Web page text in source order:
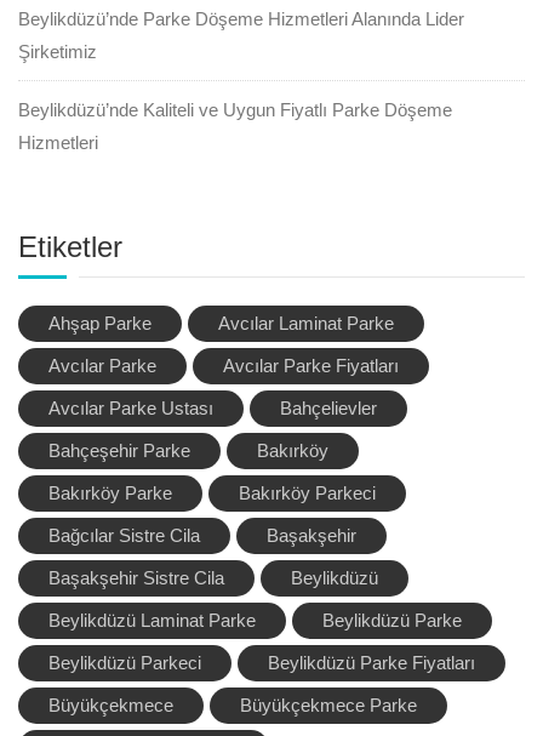
Beylikdüzü’nde Parke Döşeme Hizmetleri Alanında Lider
Şirketimiz
Beylikdüzü’nde Kaliteli ve Uygun Fiyatlı Parke Döşeme
Hizmetleri
Etiketler
Ahşap Parke Avcılar Laminat Parke
Avcılar Parke Avcılar Parke Fiyatları
Avcılar Parke Ustası Bahçelievler
Bahçeşehir Parke Bakırköy
Bakırköy Parke Bakırköy Parkeci
Bağcılar Sistre Cila Başakşehir
Başakşehir Sistre Cila Beylikdüzü
Beylikdüzü Laminat Parke Beylikdüzü Parke
Beylikdüzü Parkeci Beylikdüzü Parke Fiyatları
Büyükçekmece Büyükçekmece Parke